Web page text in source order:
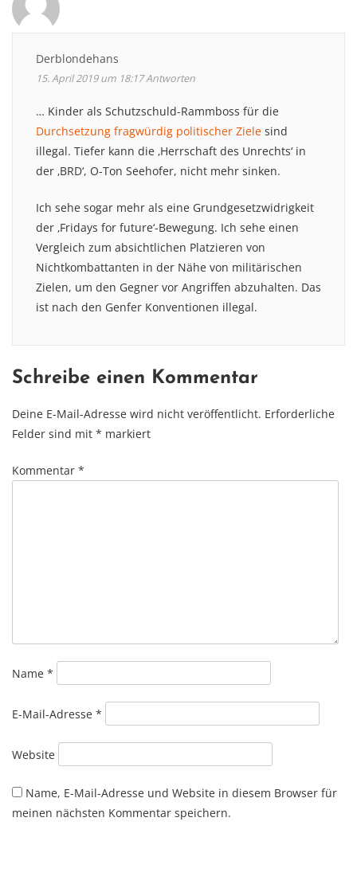
Derblondehans
15. April 2019 um 18:17Antworten
… Kinder als Schutzschuld-Rammboss für die
Durchsetzung fragwürdig politischer Ziele sind
illegal. Tiefer kann die ‚Herrschaft des Unrechts‘ in
der ‚BRD‘, O-Ton Seehofer, nicht mehr sinken.
Ich sehe sogar mehr als eine Grundgesetzwidrigkeit
der ‚Fridays for future‘-Bewegung. Ich sehe einen
Vergleich zum absichtlichen Platzieren von
Nichtkombattanten in der Nähe von militärischen
Zielen, um den Gegner vor Angriffen abzuhalten. Das
ist nach den Genfer Konventionen illegal.
Schreibe einen Kommentar
Deine E-Mail-Adresse wird nicht veröffentlicht. Erforderliche
Felder sind mit * markiert
Kommentar *
Name *
E-Mail-Adresse *
Website
Name, E-Mail-Adresse und Website in diesem Browser für
meinen nächsten Kommentar speichern.